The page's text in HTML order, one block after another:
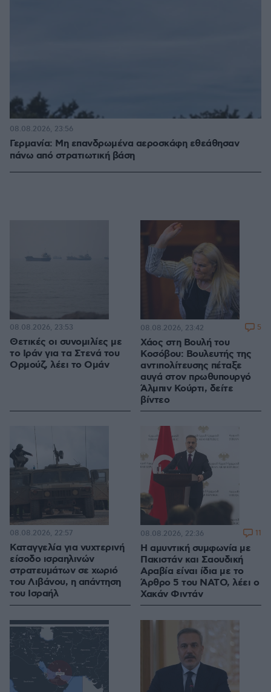
Γερμανία: Μη επανδρωμένα αεροσκάφη εθεάθησαν
πάνω από στρατιωτική βάση
08.08.2026, 23:56
Θετικές οι συνομιλίες με
το Ιράν για τα Στενά του
Ορμούζ, λέει το Ομάν
08.08.2026, 23:53
Χάος στη Βουλή του
Κοσόβου: Βουλευτής της
αντιπολίτευσης πέταξε
αυγά στον πρωθυπουργό
Άλμπιν Κούρτι, δείτε
βίντεο
08.08.2026, 23:42 5
Καταγγελία για νυχτερινή
είσοδο ισραηλινών
στρατευμάτων σε χωριό
του Λιβάνου, η απάντηση
του Ισραήλ
08.08.2026, 22:57
Η αμυντική συμφωνία με
Πακιστάν και Σαουδική
Αραβία είναι ίδια με το
Άρθρο 5 του ΝΑΤΟ, λέει ο
Χακάν Φιντάν
08.08.2026, 22:36 11